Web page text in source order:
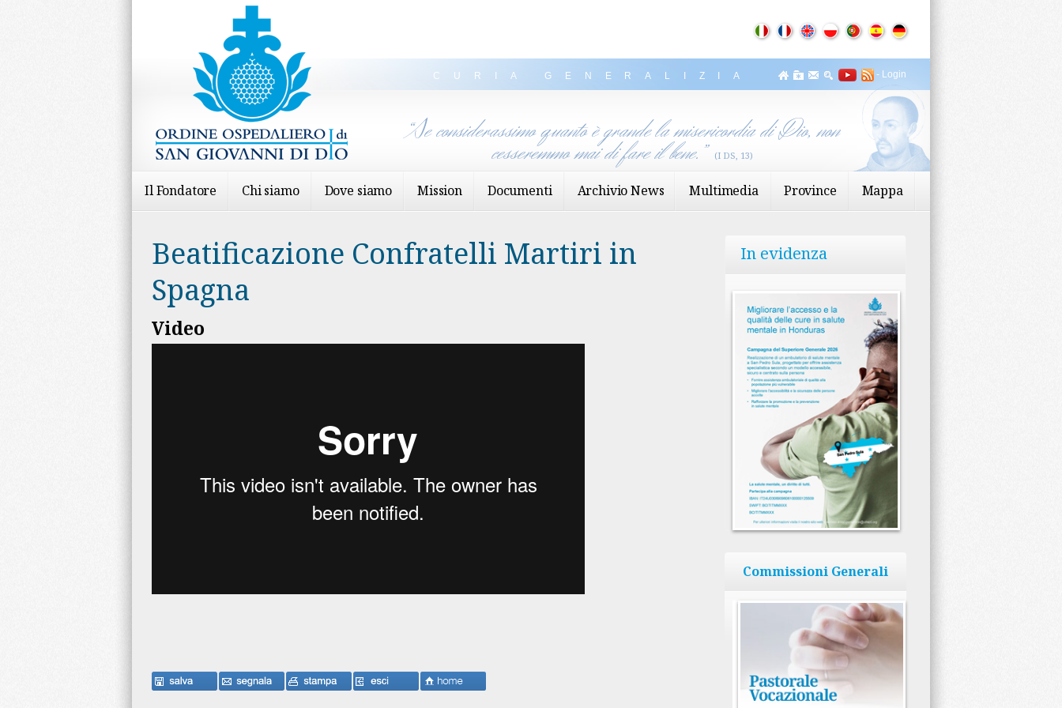
Il Fondatore Chi siamo Dove siamo Mission Documenti Archivio News Multimedia Province Mappa
CURIA GENERALIZIA - Login
“Se considerassimo quanto è grande la misericordia di Dio, non
cesseremmo mai di fare il bene.” (I DS, 13)
Beatificazione Confratelli Martiri in
Spagna
Video
In evidenza
Commissioni Generali